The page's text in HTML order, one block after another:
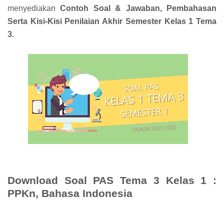
menyediakanContoh Soal & Jawaban, Pembahasan
Serta Kisi-Kisi Penilaian Akhir Semester Kelas 1 Tema
3.
Download Soal PAS Tema 3 Kelas 1 :
PPKn, Bahasa Indonesia